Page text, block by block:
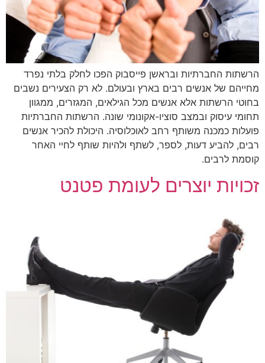
הרשתות החברתיות ובראשן פייסבוק הפכו לחלק בלתי נפרד
מחייהם של אנשים רבים בארץ ובעולם. לא רק הצעירים נשבים
בחוטי הרשתות אלא אנשים מכל הגילאים, המגזרים, ממגוון
תחומי עיסוק ובמצב סוציו-אקונומי שונה. הרשתות החברתיות
פועלות כמכנה משותף רחב לאוכלוסיה. היכולת להכיר אנשים
רבים, להביע דעות, לספר, לשתף ולהיות שותף לחיי האחר
קוסמת לרבים.
זכויות יוצרים לעומת פטנט